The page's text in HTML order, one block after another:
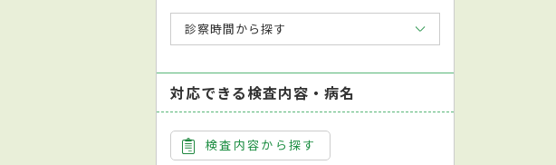
診察時間から探す
対応できる検査内容・病名
検査内容から探す